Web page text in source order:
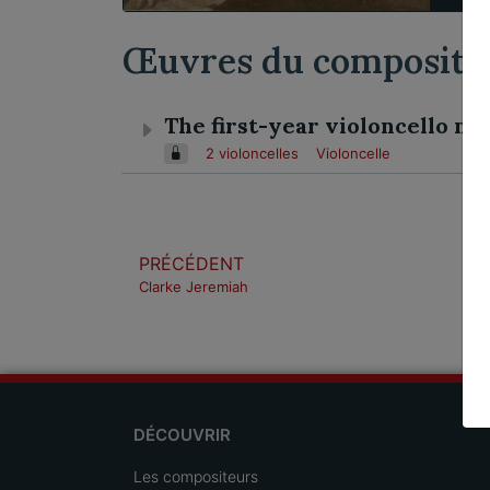
Œuvres du
The first-year violoncello
2 violoncelles Violoncelle
PRÉCÉDENT
Clarke Jeremiah
DÉCOUVRIR
Les compositeurs